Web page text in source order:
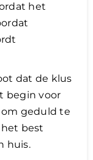
het
dat de klus
begin voor
geduld te
best
huis.